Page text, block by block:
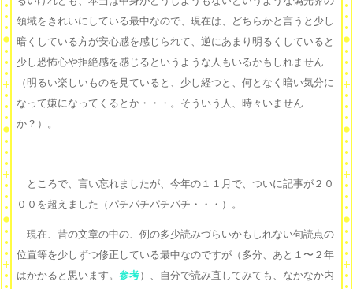
領域をきれいにしている最中なので、現在は、どちらかと言うと少し
暗くしている方が安心感を感じられて、逆にあまり明るくしていると
少し恐怖心や拒絶感を感じるというような人もいるかもしれません
（明るい楽しいものを見ていると、少し経つと、何となく暗い気分に
なって嫌になってくるとか・・・。そういう人、時々いません
か？）。
ところで、言い忘れましたが、今年の１１月で、ついに記事が２０
００を超えました（パチパチパチパチ・・・）。
現在、昔の文章の中の、例の多少読みづらいかもしれない句読点の
位置等を少しずつ修正している最中なのですが（多分、あと１〜２年
はかかると思います。 参考）、自分で読み直してみても、なかなか内